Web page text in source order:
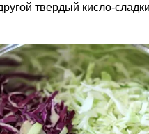
твердый кисло-